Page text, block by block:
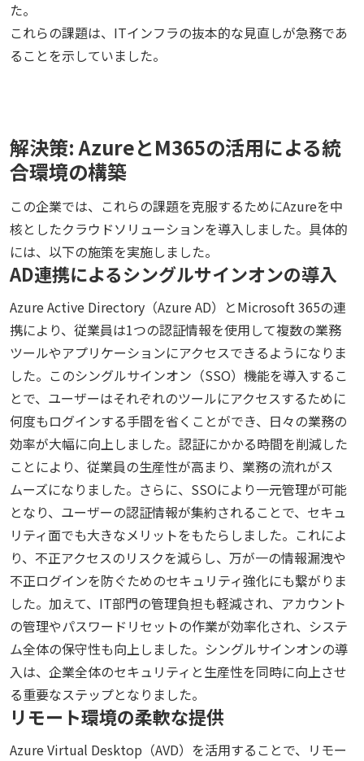
た。
これらの課題は、ITインフラの抜本的な見直しが急務であ
ることを示していました。
解決策: AzureとM365の活用による統
合環境の構築
この企業では、これらの課題を克服するためにAzureを中
核としたクラウドソリューションを導入しました。具体的
には、以下の施策を実施しました。
AD連携によるシングルサインオンの導入
Azure Active Directory（Azure AD）とMicrosoft 365の連
携により、従業員は1つの認証情報を使用して複数の業務
ツールやアプリケーションにアクセスできるようになりま
した。このシングルサインオン（SSO）機能を導入するこ
とで、ユーザーはそれぞれのツールにアクセスするために
何度もログインする手間を省くことができ、日々の業務の
効率が大幅に向上しました。認証にかかる時間を削減した
ことにより、従業員の生産性が高まり、業務の流れがス
ムーズになりました。さらに、SSOにより一元管理が可能
となり、ユーザーの認証情報が集約されることで、セキュ
リティ面でも大きなメリットをもたらしました。これによ
り、不正アクセスのリスクを減らし、万が一の情報漏洩や
不正ログインを防ぐためのセキュリティ強化にも繋がりま
した。加えて、IT部門の管理負担も軽減され、アカウント
の管理やパスワードリセットの作業が効率化され、システ
ム全体の保守性も向上しました。シングルサインオンの導
入は、企業全体のセキュリティと生産性を同時に向上させ
る重要なステップとなりました。
リモート環境の柔軟な提供
Azure Virtual Desktop（AVD）を活用することで、リモー